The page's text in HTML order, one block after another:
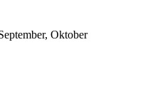
Oktober